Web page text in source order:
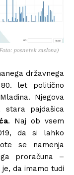
posnetek zaslona)
državnega
let politično
Njegova
stara pajdašica
. Naj ob vsem
da si lahko
se namenja
proračuna –
da imamo tudi